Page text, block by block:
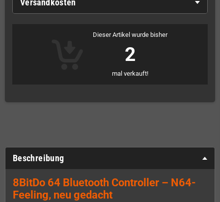
Versandkosten
Dieser Artikel wurde bisher
2
mal verkauft!
Beschreibung
8BitDo 64 Bluetooth Controller – N64-
Feeling, neu gedacht